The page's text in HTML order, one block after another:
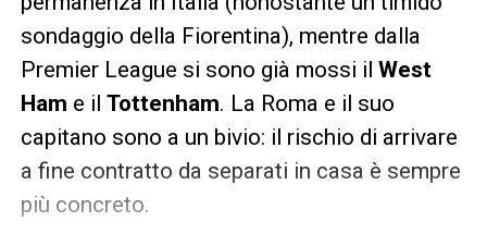
sondaggio della Fiorentina), mentre dalla
Premier League si sono già mossi il West
Ham e il Tottenham. La Roma e il suo
capitano sono a un bivio: il rischio di arrivare
a fine contratto da separati in casa è sempre
più concreto.